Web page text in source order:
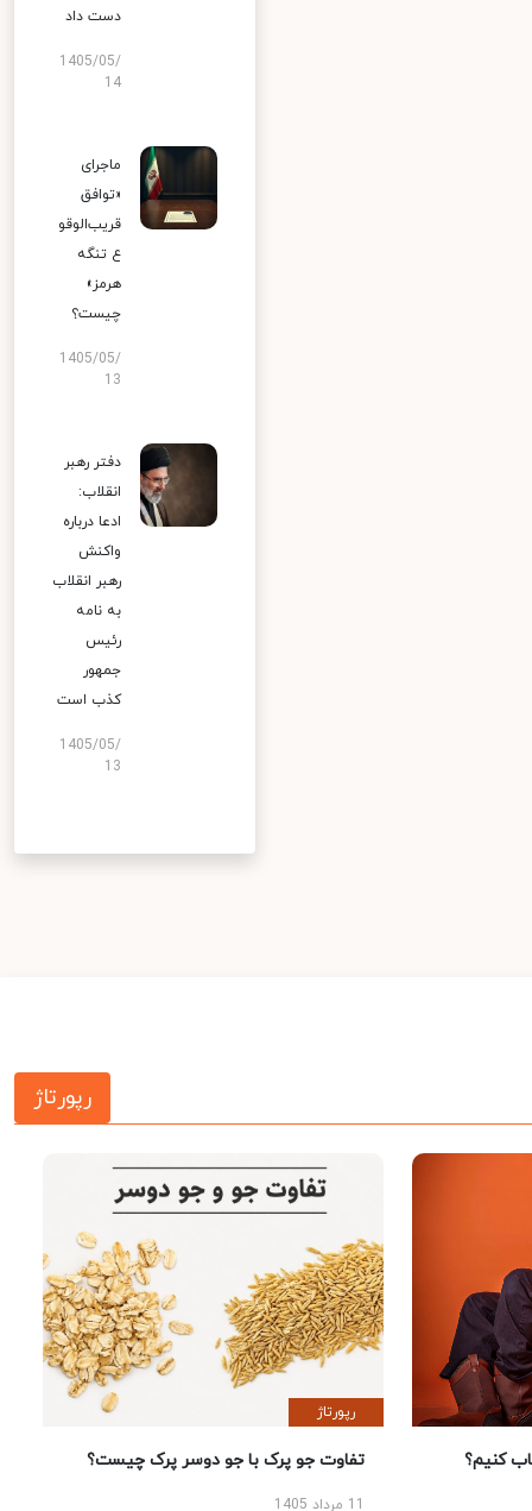
دست داد
1405/05/
14
ماجرای
«توافق
قریب‌الوقو
ع تنگه
هرمز»
چیست؟
1405/05/
13
دفتر رهبر
انقلاب:
ادعا درباره
واکنش
رهبر انقلاب
به نامه
رئیس
جمهور
کذب است
1405/05/
13
رپورتاژ
کنیم؟
رپورتاژ
تفاوت جو پرک با جو دوسر پرک چیست؟